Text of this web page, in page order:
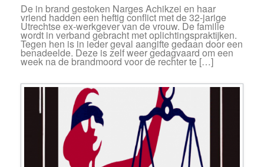
De in brand gestoken Narges Achikzei en haar
vriend hadden een heftig conflict met de 32-jarige
Utrechtse ex-werkgever van de vrouw. De familie
wordt in verband gebracht met oplichtingspraktijken.
Tegen hen is in ieder geval aangifte gedaan door een
benadeelde. Deze is zelf weer gedagvaard om een
week na de brandmoord voor de rechter te […]